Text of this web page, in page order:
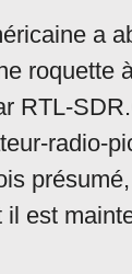
a
roquette
RTL-
radio-
il est